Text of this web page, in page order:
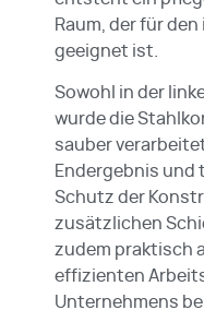
Raum, der für
geeignet ist.
Sowohl in der
wurde die
sauber
Endergebnis und
Schutz der
zusätzlichen
zudem praktisch
effizienten
Unternehmens